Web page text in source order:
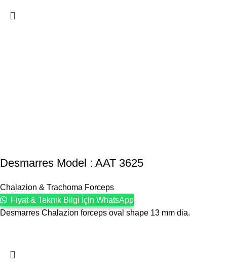
Desmarres Model : AAT 3625
Chalazion & Trachoma Forceps
Fiyat & Teknik Bilgi İçin WhatsApp
Desmarres Chalazion forceps oval shape 13 mm dia.